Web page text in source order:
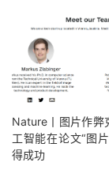
Nature丨图片作弊
工智能在论文“图
得成功